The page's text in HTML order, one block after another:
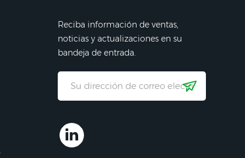
Reciba información de ventas,
noticias y actualizaciones en su
bandeja de entrada.